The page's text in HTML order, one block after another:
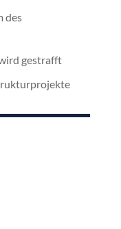
des
gestrafft